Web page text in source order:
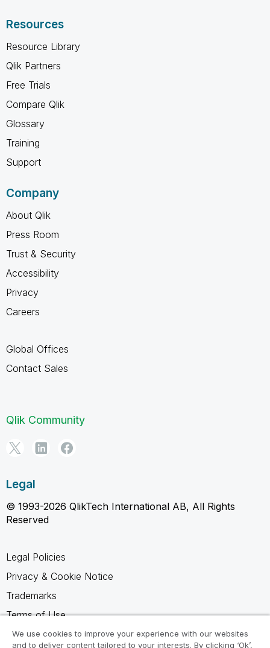
Resources
Resource Library
Qlik Partners
Free Trials
Compare Qlik
Glossary
Training
Support
Company
About Qlik
Press Room
Trust & Security
Accessibility
Privacy
Careers
Global Offices
Contact Sales
Qlik Community
Legal
© 1993-2026 QlikTech International AB, All Rights
Reserved
Legal Policies
Privacy & Cookie Notice
Trademarks
Terms of Use
Legal Agreements
We use cookies to improve your experience with our websites
and to deliver content tailored to your interests. By clicking ‘Ok’,